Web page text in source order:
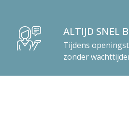
ALTIJD SNEL
Tijdens
zonder